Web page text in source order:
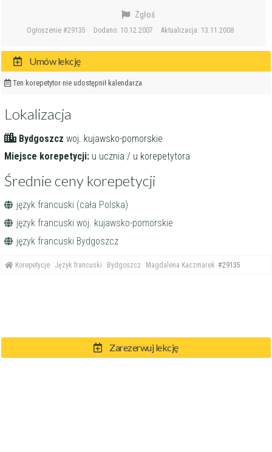
Zarezerwuj lekcję
Ogłoszenie #29135 Dodano: 10.12.2007 Aktualizacja: 13.11.2008
Zgłoś
Umów lekcję
Ten korepetytor nie udostępnił kalendarza
Lokalizacja
Bydgoszcz woj. kujawsko-pomorskie
Miejsce korepetycji: u ucznia / u korepetytora
Średnie ceny korepetycji
język francuski (cała Polska)
język francuski woj. kujawsko-pomorskie
język francuski Bydgoszcz
Korepetycje Język francuski Bydgoszcz Magdalena Kaczmarek #29135